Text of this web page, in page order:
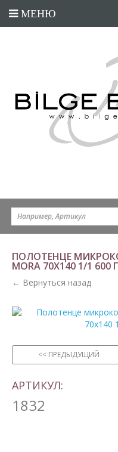
ПОЛОТЕНЦЕ
MORA 70X140 1/1
← Вернуться назад
<< ПРЕДЫДУЩИЙ
АРТИКУЛ:
1832